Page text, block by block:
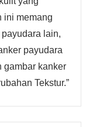
ini memang
lain,
payudara
gambar kanker
Tekstur.”